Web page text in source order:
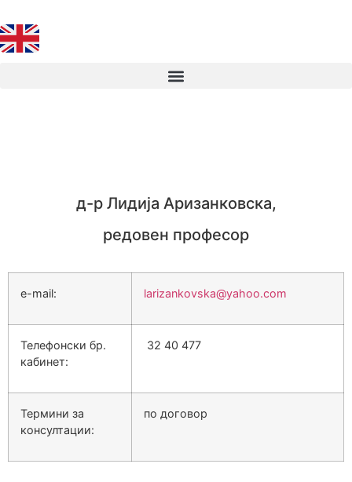
д-р Лидија Аризанковска,
редовен професор
e-mail: larizankovska@yahoo.com
Телефонски бр.
кабинет:
32 40 477
Термини за
консултации:
по договор